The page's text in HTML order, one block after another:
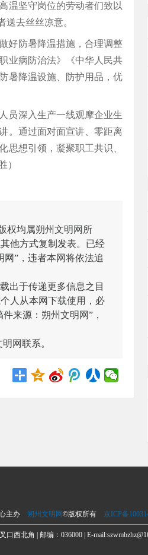
温坚守岗位的劳动者们致以
去丝丝凉意。
好防暑降温措施，合理调整
业病防治法》《中华人民共
暑降温设施、防护用品，优
员深入生产一线观摩企业生
。通过面对面宣讲、零距离
思想引领，凝聚职工共识、
）
权均属朔州文明网所
他方式复制发表。已经
”，违者本网将依法追
出于传递更多信息之目
人从本网下载使用，必
来源：朔州文明网”，
网联系。
主办 朔州文明网©版权所有 京ICP备
西北角 | 邮编：036000 | E-